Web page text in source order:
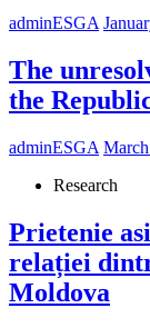
adminESGA
The
the
adminESGA
Research
Prietenie
relației
Moldova